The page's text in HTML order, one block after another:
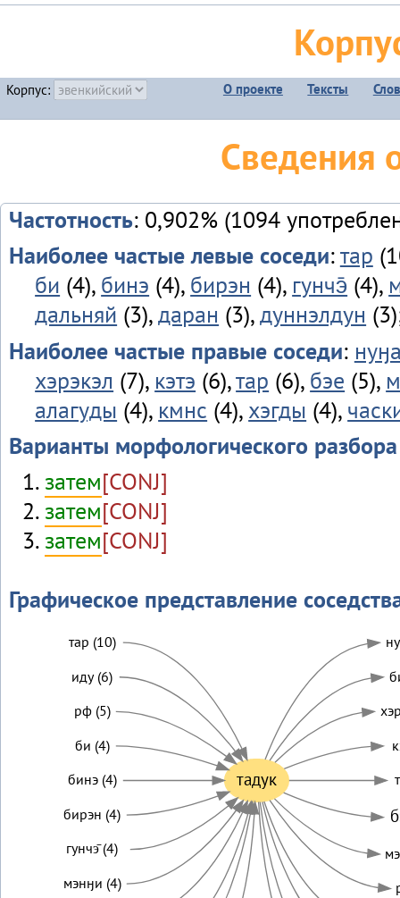
Корпус: О проекте Тексты
Сведения
Частотность: 0,902% (1094
Наиболее частые левые соседи:тар
би (4), бинэ (4), бирэн (4), гунчэ̄ (4),
дальняй (3),даран (3),дуннэлдун
Наиболее частые правые соседи:
хэрэкэл (7), кэтэ (6),тар (6), бэе (5),
алагуды (4), кмнс (4), хэгды (4),
Варианты морфологического разбора
затем[CONJ]
затем[CONJ]
затем[CONJ]
Графическое представление
тадук
тар (10)
иду (6)
рф (5)
би (4)
бинэ (4)
бирэн (4)
гунчэ̄ (4)
мэнӈи (4)